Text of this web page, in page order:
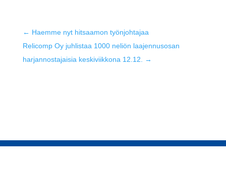
← Haemme nyt hitsaamon työnjohtajaa
Relicomp Oy juhlistaa 1000 neliön laajennusosan
harjannostajaisia keskiviikkona 12.12.
→